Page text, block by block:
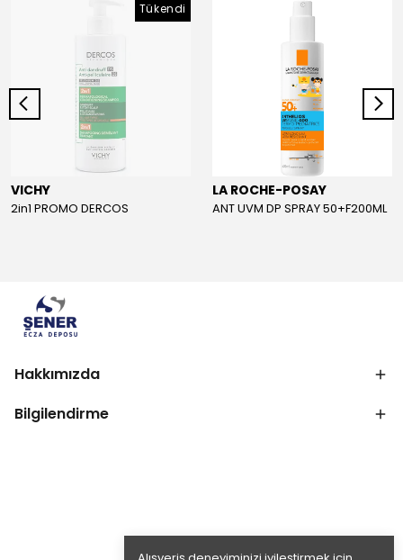
Tükendi
VICHY
2in1 PROMO DERCOS
LA ROCHE-POSAY
ANT UVM DP SPRAY 50+F200ML
Hakkımızda
Bilgilendirme